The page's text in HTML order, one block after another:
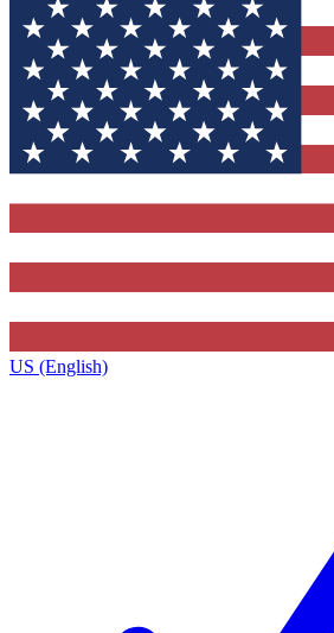
US (English)